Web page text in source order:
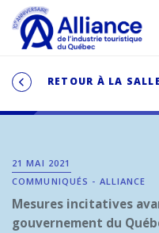
RETOUR À LA
21 MAI 2021
COMMUNIQUÉS - ALLIANCE
Mesures incitatives
gouvernement du